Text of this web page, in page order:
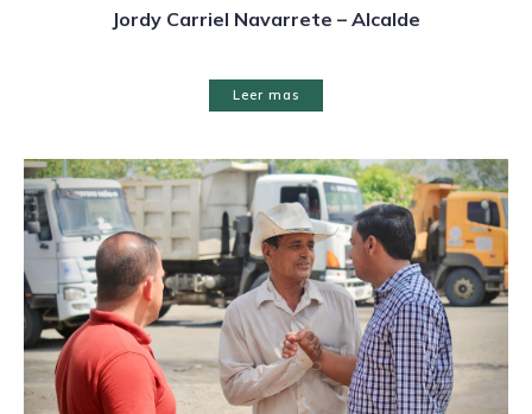
Jordy Carriel Navarrete – Alcalde
Leer mas